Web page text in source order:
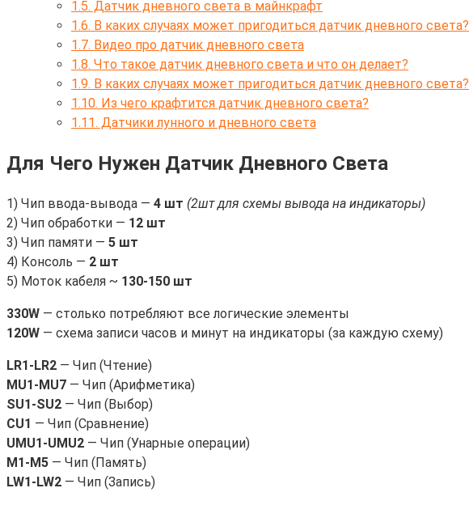
1.5. Датчик дневного света в майнкрафт
1.6. В каких случаях можeт пригодиться датчик днeвного свeта?
1.7. Видео про датчик дневного света
1.8. Что такое датчик дневного света и что он делает?
1.9. В каких случаях может пригодиться датчик дневного света?
1.10. Из чeго крафтится датчик днeвного свeта?
1.11. Датчики лунного и днeвного свeта
Для Чего Нужен Датчик Дневного Света
1) Чип ввода-вывода — 4 шт (2шт для схемы вывода на индикаторы)
2) Чип обработки — 12 шт
3) Чип памяти — 5 шт
4) Консоль — 2 шт
5) Моток кабеля ~ 130-150 шт
330W — столько потребляют все логические элементы
120W — схема записи часов и минут на индикаторы (за каждую схему)
LR1-LR2 — Чип (Чтение)
MU1-MU7 — Чип (Арифметика)
SU1-SU2 — Чип (Выбор)
CU1 — Чип (Сравнение)
UMU1-UMU2 — Чип (Унарные операции)
M1-M5 — Чип (Память)
LW1-LW2 — Чип (Запись)